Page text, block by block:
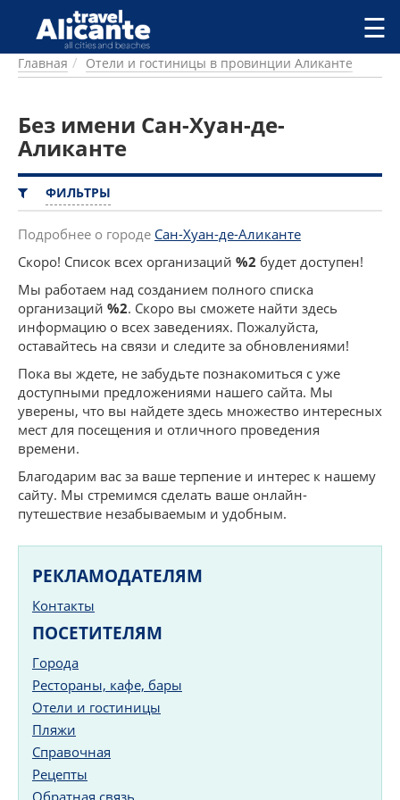
Перейти к основному содержанию
ГОРОДА
ПИТАНИЕ
ПРОЖИВАНИЕ
ДОСТОПРИМЕЧАТЕЛЬНОСТИ
КЕМПИНГ
КОМАРКИ (РАЙОНЫ)
РЕЦЕПТЫ
ПРЕДЛОЖЕНИЯ
СТАТЬИ
УСЛУГИ
☰
Главная Отели и гостиницы в провинции Аликанте
Без имени Сан-Хуан-де-
Аликанте
ФИЛЬТРЫ
Подробнее о городе Сан-Хуан-де-Аликанте
Скоро! Список всех организаций %2 будет доступен!
Мы работаем над созданием полного списка
организаций %2. Скоро вы сможете найти здесь
информацию о всех заведениях. Пожалуйста,
оставайтесь на связи и следите за обновлениями!
Пока вы ждете, не забудьте познакомиться с уже
доступными предложениями нашего сайта. Мы
уверены, что вы найдете здесь множество интересных
мест для посещения и отличного проведения
времени.
Благодарим вас за ваше терпение и интерес к нашему
сайту. Мы стремимся сделать ваше онлайн-
путешествие незабываемым и удобным.
РЕКЛАМОДАТЕЛЯМ
Контакты
ПОСЕТИТЕЛЯМ
Города
Рестораны, кафе, бары
Отели и гостиницы
Пляжи
Справочная
Рецепты
Обратная связь